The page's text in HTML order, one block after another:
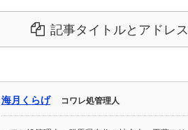
記事タイトルとアドレ
海月くらげ コワレ処管理人